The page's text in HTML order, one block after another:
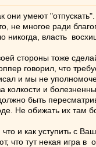
они умеют
не многое ради
никогда, власть
стороны тоже
говорил, что
и мы не
колкости и
быть
Не обижать их там
что и как уступить с
что тут некая игра в